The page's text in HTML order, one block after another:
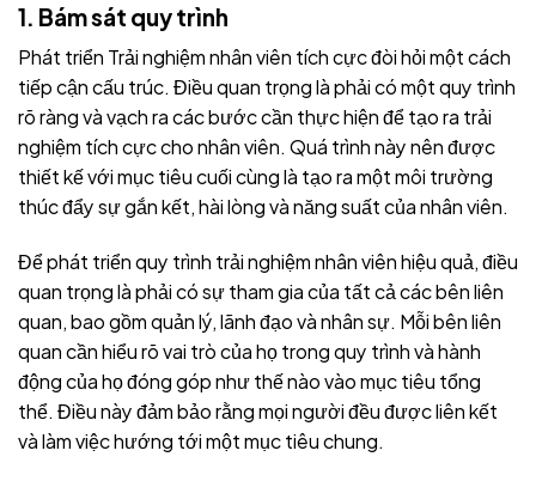
1. Bám sát quy trình
Phát triển Trải nghiệm nhân viên tích cực đòi hỏi một cách
tiếp cận cấu trúc. Điều quan trọng là phải có một quy trình
rõ ràng và vạch ra các bước cần thực hiện để tạo ra trải
nghiệm tích cực cho nhân viên. Quá trình này nên được
thiết kế với mục tiêu cuối cùng là tạo ra một môi trường
thúc đẩy sự gắn kết, hài lòng và năng suất của nhân viên.
Để phát triển quy trình trải nghiệm nhân viên hiệu quả, điều
quan trọng là phải có sự tham gia của tất cả các bên liên
quan, bao gồm quản lý, lãnh đạo và nhân sự. Mỗi bên liên
quan cần hiểu rõ vai trò của họ trong quy trình và hành
động của họ đóng góp như thế nào vào mục tiêu tổng
thể. Điều này đảm bảo rằng mọi người đều được liên kết
và làm việc hướng tới một mục tiêu chung.